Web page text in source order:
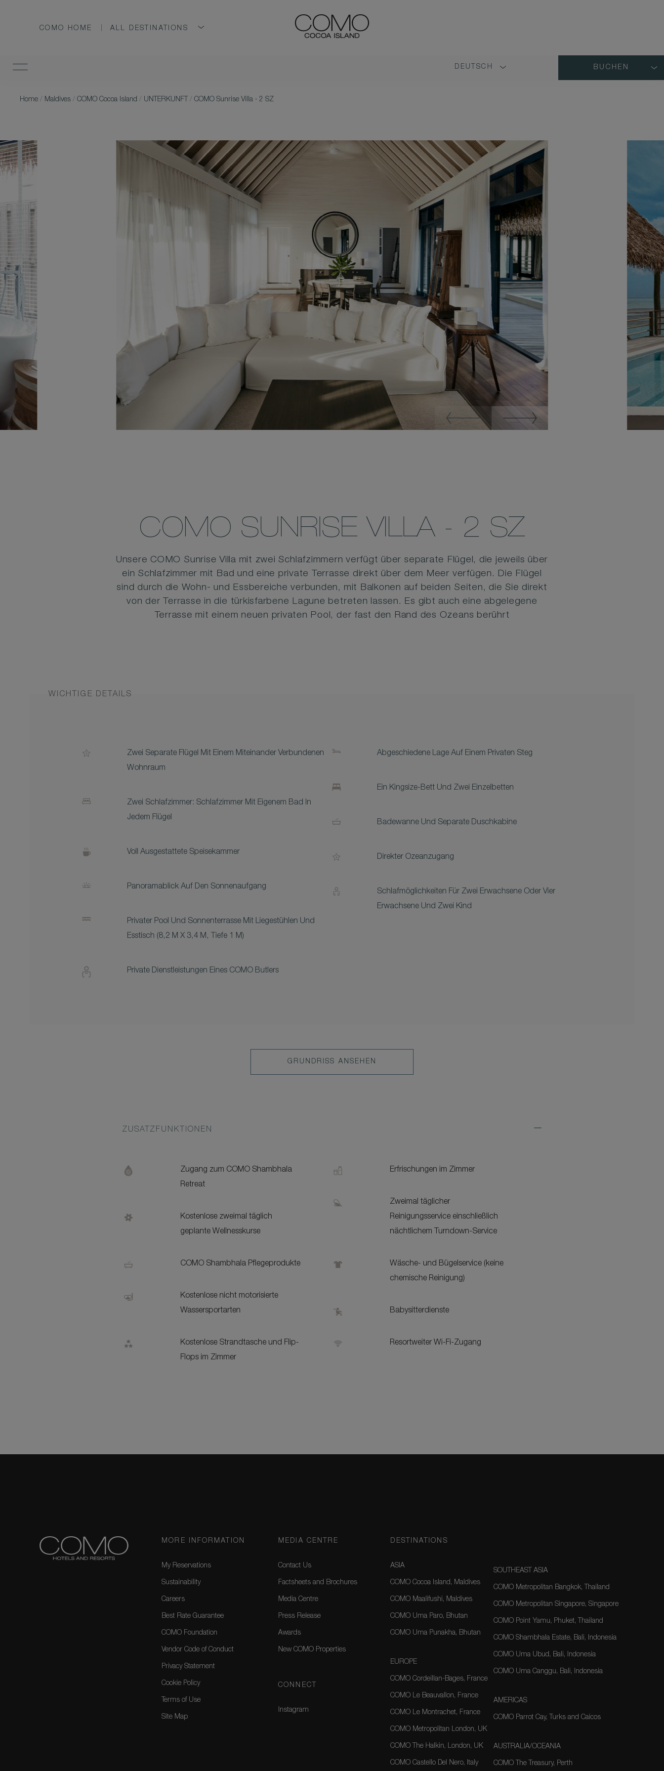
COMO HOME ALL DESTINATIONS
DEUTSCH BUCHEN
Home / Maldives / COMO Cocoa Island / UNTERKUNFT / COMO Sunrise Villa - 2 SZ
COMO SUNRISE VILLA - 2 SZ
Unsere COMO Sunrise Villa mit zwei Schlafzimmern verfügt über separate Flügel, die jeweils über
ein Schlafzimmer mit Bad und eine private Terrasse direkt über dem Meer verfügen. Die Flügel
sind durch die Wohn- und Essbereiche verbunden, mit Balkonen auf beiden Seiten, die Sie direkt
von der Terrasse in die türkisfarbene Lagune betreten lassen. Es gibt auch eine abgelegene
Terrasse mit einem neuen privaten Pool, der fast den Rand des Ozeans berührt
WICHTIGE DETAILS
Zwei Separate Flügel Mit Einem Miteinander Verbundenen
Wohnraum
Zwei Schlafzimmer: Schlafzimmer Mit Eigenem Bad In
Jedem Flügel
Voll Ausgestattete Speisekammer
Panoramablick Auf Den Sonnenaufgang
Privater Pool Und Sonnenterrasse Mit Liegestühlen Und
Esstisch (8,2 M X 3,4 M, Tiefe 1 M)
Private Dienstleistungen Eines COMO Butlers
Abgeschiedene Lage Auf Einem Privaten Steg
Ein Kingsize-Bett Und Zwei Einzelbetten
Badewanne Und Separate Duschkabine
Direkter Ozeanzugang
Schlafmöglichkeiten Für Zwei Erwachsene Oder Vier
Erwachsene Und Zwei Kind
GRUNDRISS ANSEHEN
ZUSATZFUNKTIONEN
Zugang zum COMO Shambhala
Retreat
Kostenlose zweimal täglich
geplante Wellnesskurse
COMO Shambhala Pflegeprodukte
Kostenlose nicht motorisierte
Wassersportarten
Kostenlose Strandtasche und Flip-
Flops im Zimmer
Erfrischungen im Zimmer
Zweimal täglicher
Reinigungsservice einschließlich
nächtlichem Turndown-Service
Wäsche- und Bügelservice (keine
chemische Reinigung)
Babysitterdienste
Resortweiter Wi-Fi-Zugang
MORE INFORMATION
My Reservations
Sustainability
Careers
Best Rate Guarantee
COMO Foundation
Vendor Code of Conduct
Privacy Statement
Cookie Policy
Terms of Use
Site Map
MEDIA CENTRE
Contact Us
Factsheets and Brochures
Media Centre
Press Release
Awards
New COMO Properties
CONNECT
Instagram
DESTINATIONS
ASIA
COMO Cocoa Island, Maldives
COMO Maalifushi, Maldives
COMO Uma Paro, Bhutan
COMO Uma Punakha, Bhutan
EUROPE
COMO Cordeillan-Bages, France
COMO Le Beauvallon, France
COMO Le Montrachet, France
COMO Metropolitan London, UK
COMO The Halkin, London, UK
COMO Castello Del Nero, Italy
SOUTHEAST ASIA
COMO Metropolitan Bangkok, Thailand
COMO Metropolitan Singapore, Singapore
COMO Point Yamu, Phuket, Thailand
COMO Shambhala Estate, Bali, Indonesia
COMO Uma Ubud, Bali, Indonesia
COMO Uma Canggu, Bali, Indonesia
AMERICAS
COMO Parrot Cay, Turks and Caicos
AUSTRALIA/OCEANIA
COMO The Treasury, Perth